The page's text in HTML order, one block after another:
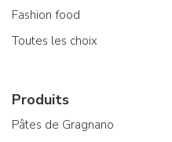
Fashion food
Toutes les choix
Produits
Pâtes de Gragnano